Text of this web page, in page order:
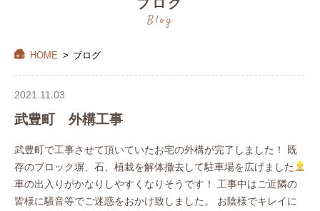
Blog
HOME > ブログ
2021.11.03
武豊町 外構工事
武豊町で工事させて頂いていたお宅の外構が完了しました！ 既
存のブロック塀、石、植栽を解体撤去して駐車場を広げました
車の出入りがかなりしやすくなりそうです！ 工事中はご近隣の
皆様に騒音等でご迷惑をおかけ致しました。 お陰様でキレイに